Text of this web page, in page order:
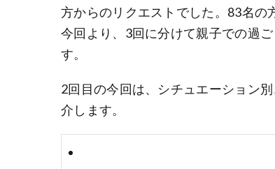
方からのリクエストでした。83名の
今回より、3回に分けて親子での過
す。
2回目の今回は、シチュエーション
介します。